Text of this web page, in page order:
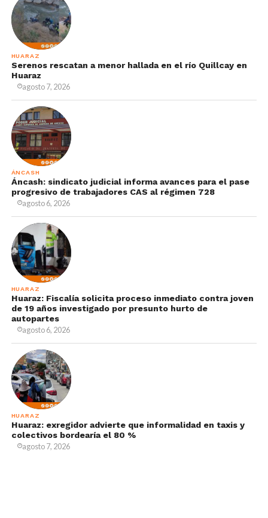
HUARAZ
Serenos rescatan a menor hallada en el río Quillcay en
Huaraz
agosto 7, 2026
ÁNCASH
Áncash: sindicato judicial informa avances para el pase
progresivo de trabajadores CAS al régimen 728
agosto 6, 2026
HUARAZ
Huaraz: Fiscalía solicita proceso inmediato contra joven
de 19 años investigado por presunto hurto de
autopartes
agosto 6, 2026
HUARAZ
Huaraz: exregidor advierte que informalidad en taxis y
colectivos bordearía el 80 %
agosto 7, 2026